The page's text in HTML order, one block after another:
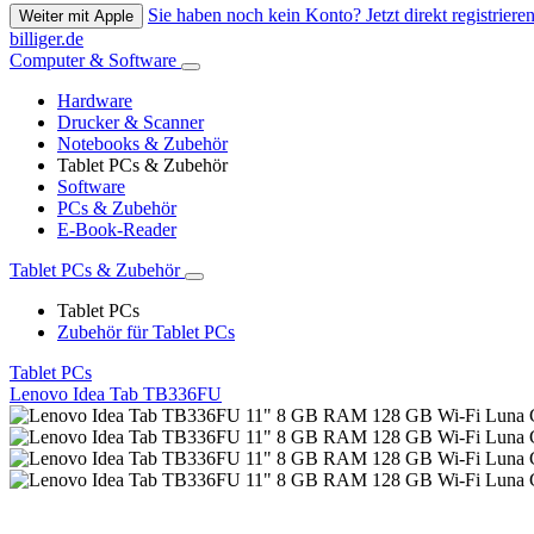
Weiter mit Apple
Sie haben noch kein Konto? Jetzt direkt
billiger.de
Computer & Software
Hardware
Drucker & Scanner
Notebooks & Zubehör
Tablet PCs & Zubehör
Software
PCs & Zubehör
E-Book-Reader
Tablet PCs & Zubehör
Tablet PCs
Zubehör für Tablet PCs
Tablet PCs
Lenovo Idea Tab TB336FU